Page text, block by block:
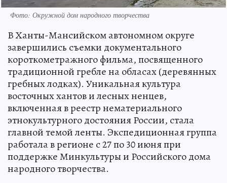
Фото: Окружной дом народного творчества
В Ханты-Мансийском автономном округе
завершились съемки документального
короткометражного фильма, посвященного
традиционной гребле на обласах (деревянных
гребных лодках). Уникальная культура
восточных хантов и лесных ненцев,
включенная в реестр нематериального
этнокультурного достояния России, стала
главной темой ленты. Экспедиционная группа
работала в регионе с 27 по 30 июня при
поддержке Минкультуры и Российского дома
народного творчества.